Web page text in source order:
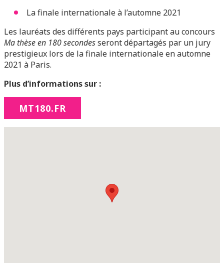
La finale internationale à l’automne 2021
Les lauréats des différents pays participant au concours
Ma thèse en 180 secondesseront départagés par un jury
prestigieux lors de la finale internationale en automne
2021 à Paris.
Plus d’informations sur :
MT180.FR